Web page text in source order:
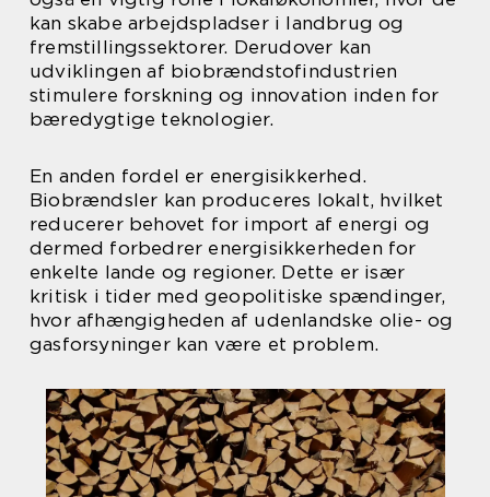
kan skabe arbejdspladser i landbrug og
fremstillingssektorer. Derudover kan
udviklingen af biobrændstofindustrien
stimulere forskning og innovation inden for
bæredygtige teknologier.
En anden fordel er energisikkerhed.
Biobrændsler kan produceres lokalt, hvilket
reducerer behovet for import af energi og
dermed forbedrer energisikkerheden for
enkelte lande og regioner. Dette er især
kritisk i tider med geopolitiske spændinger,
hvor afhængigheden af udenlandske olie- og
gasforsyninger kan være et problem.